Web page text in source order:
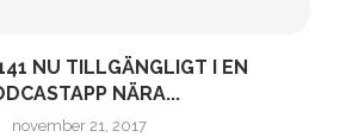
NU TILLGÄNGLIGT I EN
NÄRA...
november 21, 2017